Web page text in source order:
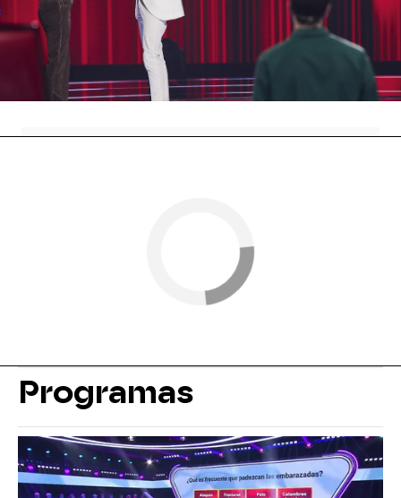
¡Se nota que Rosario adora este programa y nos
encanta que este de vuelta en 'La Voz Kids'!
Antena 3 » Programas » La Voz Kids
Programas